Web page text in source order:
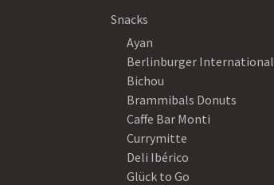
Snacks
Ayan
Berlinburger International
Bichou
Brammibals Donuts
Caffe Bar Monti
Currymitte
Deli Ibérico
Glück to Go